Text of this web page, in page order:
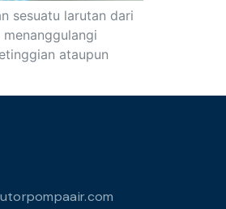
sesuatu larutan dari
ataupun